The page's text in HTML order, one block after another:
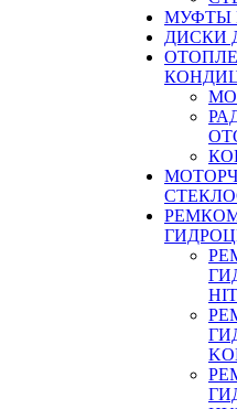
МУФТЫ
ДИСКИ